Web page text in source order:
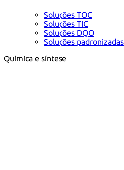
Soluções TOC
Soluções TIC
Soluções DQO
Soluções padronizadas
Química e síntese